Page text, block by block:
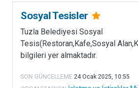
Sosyal Tesisler
Tuzla Belediyesi Sosyal
Tesis(Restoran,Kafe,Sosyal
bilgileri yer almaktadır.
SON GÜNCELLEME 24 Ocak 2025, 10:55